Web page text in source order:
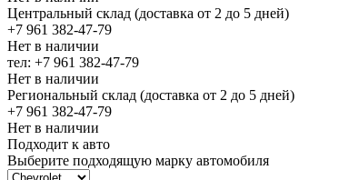
Центральный склад (доставка от 2 до 5 дней)
+7 961 382-47-79
Нет в наличии
тел: +7 961 382-47-79
Нет в наличии
Региональный склад (доставка от 2 до 5 дней)
+7 961 382-47-79
Нет в наличии
Подходит к авто
Выберите подходящую марку автомобиля